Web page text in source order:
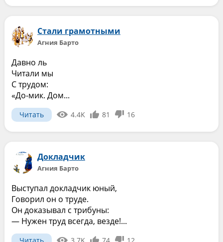
Стали грамотными
Агния Барто
Давно ль
Читали мы
С трудом:
«До-мик. Дом...
Читать 4.4K 81 16
Докладчик
Агния Барто
Выступал докладчик юный,
Говорил он о труде.
Он доказывал с трибуны:
— Нужен труд всегда, везде!...